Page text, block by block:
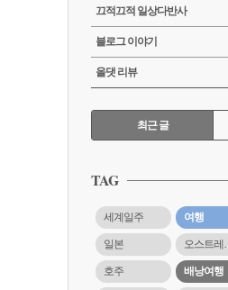
끄적끄적 일상다반사
블로그 이야기
올댓 리뷰
RECENTLY
최근 글
근
글
TAG
세계일주 여행
일본 오
호주 배낭여행